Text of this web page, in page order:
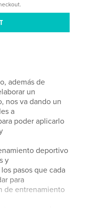
además de
un
nos va dando un
a
poder aplicarlo
deportivo
y
pasos que cada
para
de entrenamiento